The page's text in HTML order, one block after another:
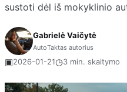
sustoti dėl iš mokyklinio
Gabrielė Vaičytė
AutoTaktas autorius
▣2026-01-21◷3 min. skaitymo